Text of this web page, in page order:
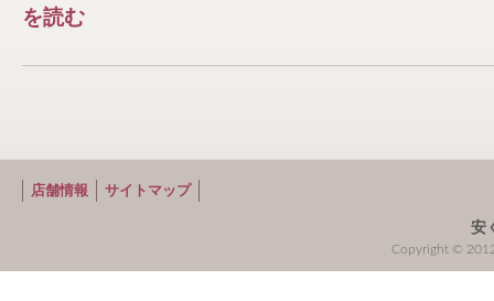
を読む
店舗情報 サイトマップ
安
Copyright © 2012